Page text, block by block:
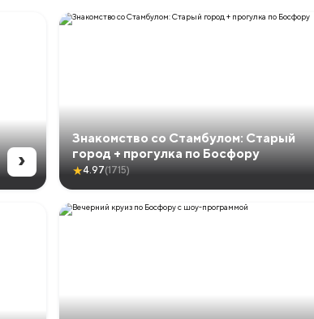
›
Знакомство со Стамбулом: Старый
город + прогулка по Босфору
★4.97(1715)